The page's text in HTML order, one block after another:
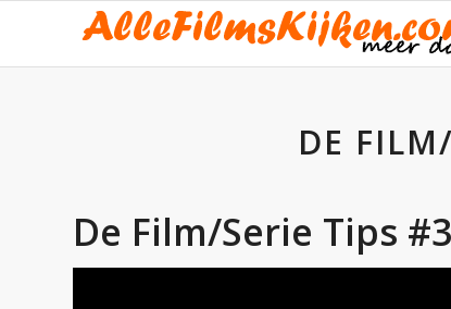
DE
De Film/Serie Tips